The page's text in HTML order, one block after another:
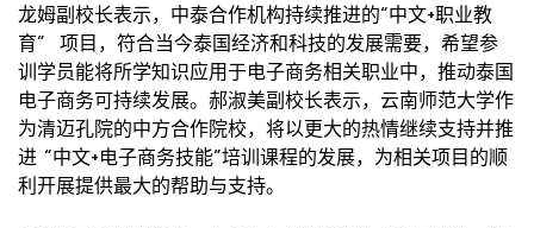
龙姆副校长表示，中泰合作机构持续推进的“中文+职业教
育” 项目，符合当今泰国经济和科技的发展需要，希望参
训学员能将所学知识应用于电子商务相关职业中，推动泰国
电子商务可持续发展。郝淑美副校长表示，云南师范大学作
为清迈孔院的中方合作院校，将以更大的热情继续支持并推
进 “中文+电子商务技能”培训课程的发展，为相关项目的顺
利开展提供最大的帮助与支持。